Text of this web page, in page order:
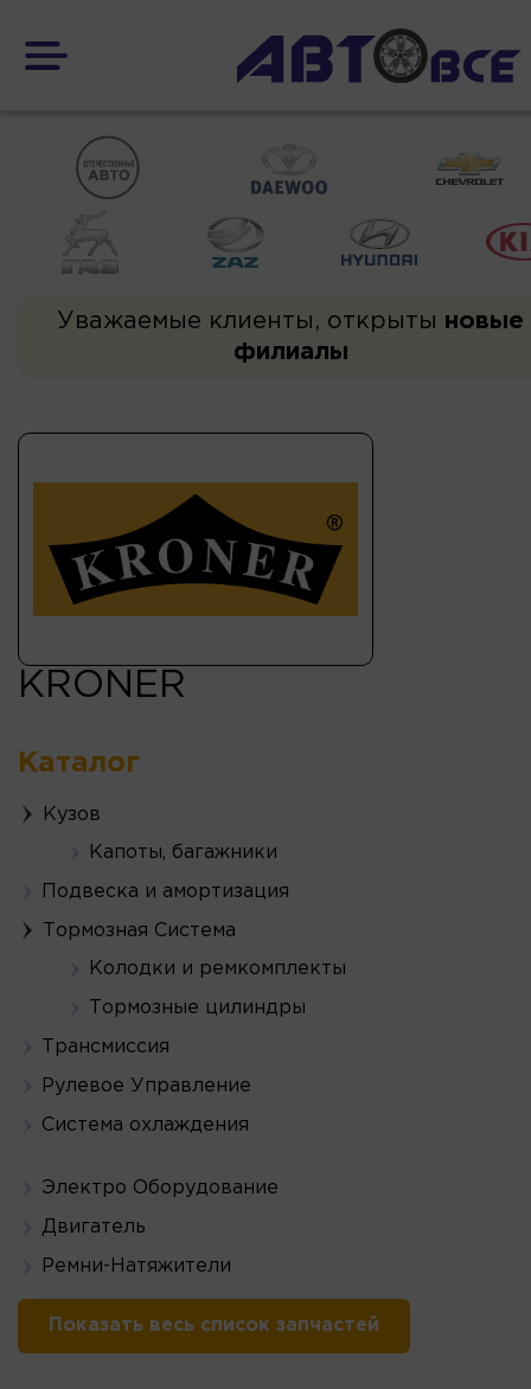
Уважаемые клиенты, открыты новые
филиалы
KRONER
Каталог
Кузов
Капоты, багажники
Подвеска и амортизация
Тормозная Система
Колодки и ремкомплекты
Тормозные цилиндры
Трансмиссия
Рулевое Управление
Система охлаждения
Электро Оборудование
Двигатель
Ремни-Натяжители
Показать весь список запчастей